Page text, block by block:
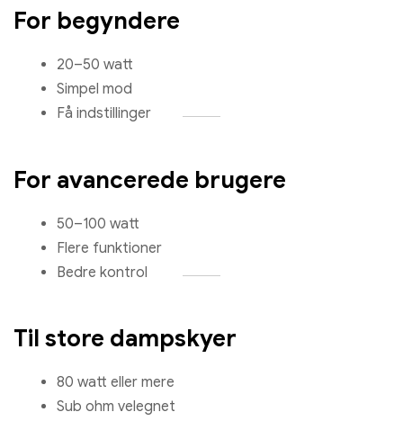
For begyndere
20–50 watt
Simpel mod
Få indstillinger
For avancerede brugere
50–100 watt
Flere funktioner
Bedre kontrol
Til store dampskyer
80 watt eller mere
Sub ohm velegnet